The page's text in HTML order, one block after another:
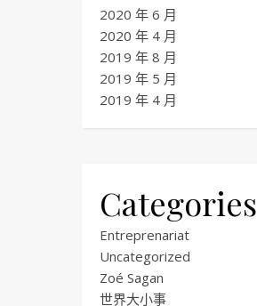
2020 年 6 月
2020 年 4 月
2019 年 8 月
2019 年 5 月
2019 年 4 月
Categories
Entreprenariat
Uncategorized
Zoé Sagan
世界大小事